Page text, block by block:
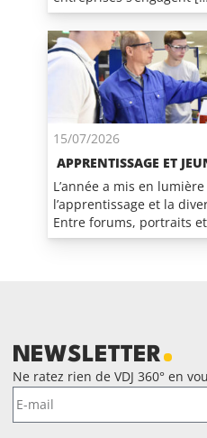
15/07/2026
APPRENTISSAGE ET
L’année a mis en
l’apprentissage et la
Entre forums, portraits
NEWSLETTER
Ne ratez rien de VDJ 360° en